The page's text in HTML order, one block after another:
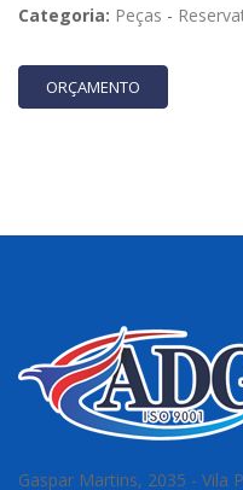
Categoria: Peças -
ORÇAMENTO
Gaspar Martins, 2035 - Vila